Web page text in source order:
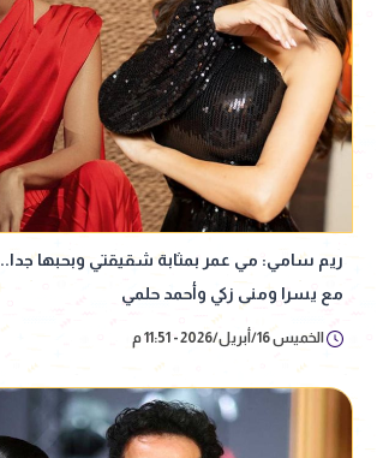
ريم سامي: مي عمر بمثابة شقيقتي وبحبها
مع يسرا ومنى زكي وأحمد حلمي
الخميس 16/أبريل/2026 - 11:51 م